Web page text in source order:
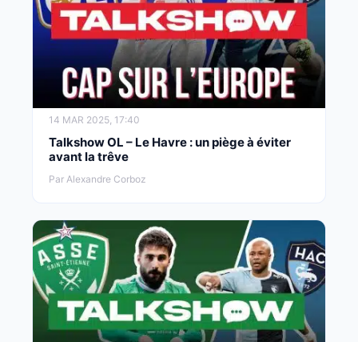
14 MAR 2025, 17:40
Talkshow OL – Le Havre : un piège à éviter
avant la trêve
Par Alexandre Corboz